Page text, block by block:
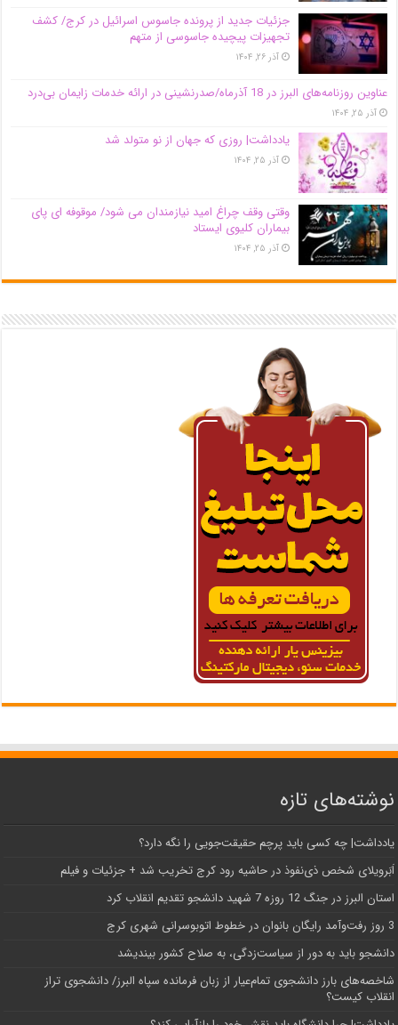
جزئیات جدید از پرونده جاسوس اسرائیل در کرج/‌ کشف
تجهیزات پیچیده جاسوسی از متهم
آذر ۲۶, ۱۴۰۴
عناوین روزنامه‌های البرز در ‌18 آذرماه/صدرنشینی در ارائه خدمات زایمان بی‌درد
آذر ۲۵, ۱۴۰۴
یادداشت| روزی که جهان از نو متولد شد
آذر ۲۵, ۱۴۰۴
وقتی وقف چراغ امید نیازمندان می شود/ موقوفه ای پای
بیماران کلیوی ایستاد
آذر ۲۵, ۱۴۰۴
نوشته‌های تازه
یادداشت| ‌چه کسی باید پرچم حقیقت‌جویی را نگه دارد؟
اَبَر‌ویلای شخص ذی‌نفوذ در حاشیه‌ رود کرج تخریب شد + جزئیات و فیلم
استان البرز در جنگ 12 روزه 7 شهید دانشجو تقدیم انقلاب کرد
3 روز رفت‌وآمد رایگان بانوان در خطوط اتوبوسرانی شهری کرج
دانشجو باید به دور از سیاست‌زدگی، به صلاح کشور بیندیشد
شاخصه‌های بارز دانشجوی تمام‌عیار از زبان فرمانده سپاه البرز/ دانشجوی تراز
انقلاب کیست؟